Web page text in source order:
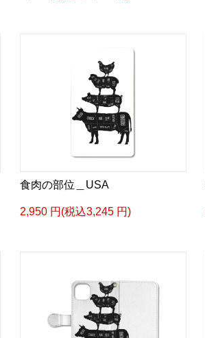
食肉の部位＿USA
2,950 円(税込3,245 円)